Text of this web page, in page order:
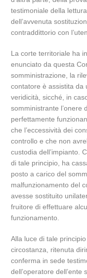
testimoniale della
dell’avvenuta
contraddittorio con
La corte territoriale ha
enunciato da questa
somministrazione, la
contatore è assistita da
veridicità, sicché, in
somministrante l’onere
perfettamente
che l’eccessività dei
controllo e che non
custodia dell’impianto.
di tale principio, ha
posto a carico del
malfunzionamento del
avesse sostituito
fruitore di effettuare
funzionamento.
Alla luce di tale
circostanza, ritenuta
conferma in sede
dell’operatore